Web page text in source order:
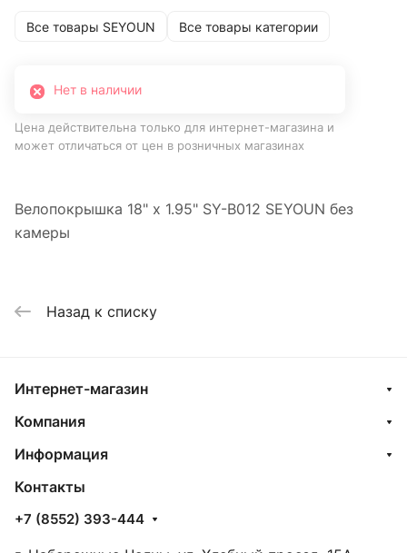
Все товары SEYOUN Все товары категории
Нет в наличии
Цена действительна только для интернет-магазина и
может отличаться от цен в розничных магазинах
Велопокрышка 18" x 1.95" SY-B012 SEYOUN без
камеры
Назад к списку
Интернет-магазин
Компания
Информация
Контакты
+7 (8552) 393-444